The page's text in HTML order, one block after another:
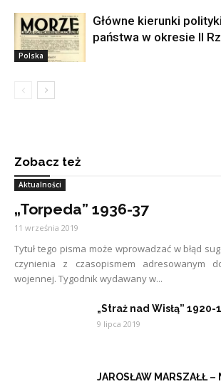
Polska
Główne kierunki
państwa w okresie II
Zobacz też
Aktualności
„Torpeda” 1936-37
11 września 2019
Tytuł tego pisma może wprowadzać w błąd
czynienia z czasopismem adresowanym
wojennej. Tygodnik wydawany w...
„Straż nad Wisłą” 1920-
9 lipca 2019
JAROSŁAW MARSZAŁŁ –